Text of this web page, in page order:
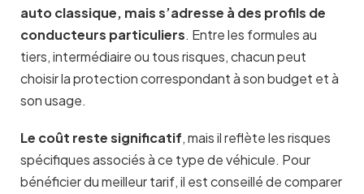
auto classique, mais s’adresse à des profils de
conducteurs particuliers. Entre les formules au
tiers, intermédiaire ou tous risques, chacun peut
choisir la protection correspondant à son budget et à
son usage.
Le coût reste significatif, mais il reflète les risques
spécifiques associés à ce type de véhicule. Pour
bénéficier du meilleur tarif, il est conseillé de comparer